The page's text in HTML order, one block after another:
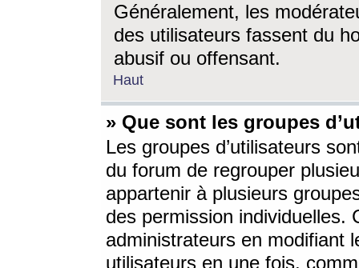
Généralement, les
des utilisateurs fassent du
abusif ou offensant.
Haut
» Que sont les groupes
Les groupes d’utilisateurs
du forum de regrouper
appartenir à plusieurs
des permission individuelles.
administrateurs en modifiant
utilisateurs en une fois,